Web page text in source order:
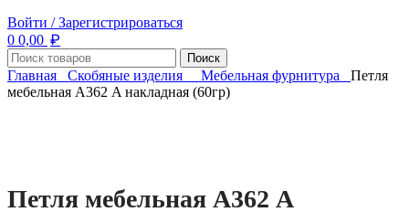
Войти / Зарегистрироваться
0 0,00 ₽
Поиск
Главная Скобяные изделия Мебельная фурнитура Петля
мебельная А362 A накладная (60гр)
Петля мебельная А362 A